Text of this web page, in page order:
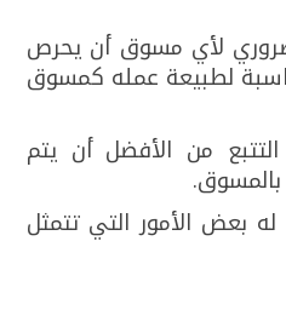
لأي مسوق أن يحرص
لطبيعة عمله كمسوق
التتبع من الأفضل أن يتم
بعض الأمور التي تتمثل